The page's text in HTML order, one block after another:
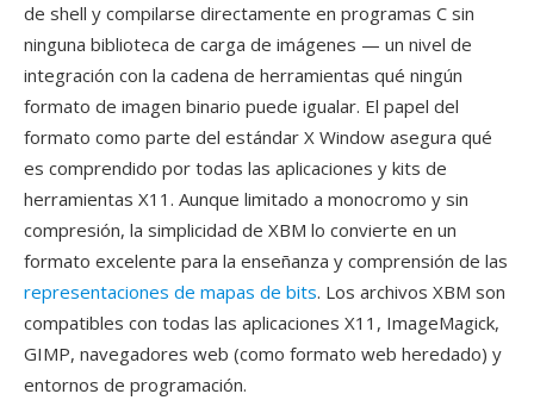
de shell y compilarse directamente en programas C sin
ninguna biblioteca de carga de imágenes — un nivel de
integración con la cadena de herramientas qué ningún
formato de imagen binario puede igualar. El papel del
formato como parte del estándar X Window asegura qué
es comprendido por todas las aplicaciones y kits de
herramientas X11. Aunque limitado a monocromo y sin
compresión, la simplicidad de XBM lo convierte en un
formato excelente para la enseñanza y comprensión de las
representaciones de mapas de bits. Los archivos XBM son
compatibles con todas las aplicaciones X11, ImageMagick,
GIMP, navegadores web (como formato web heredado) y
entornos de programación.